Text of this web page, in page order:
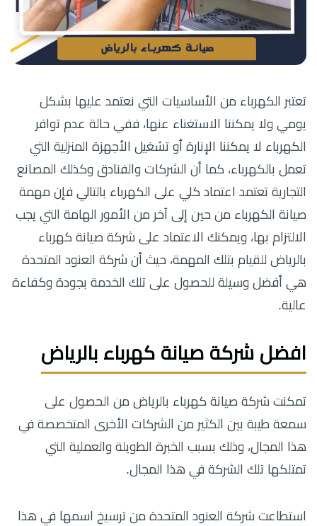
تعتبر الكهرباء من الأساسيات التي نعتمد عليها بشكل
يومي ولا يمكننا الاستغناء عنها، ففي حالة عدم توافر
الكهرباء لا يمكننا الإنارة أو تشغيل الأجهزة المنزلية التي
تعمل بالكهرباء، كما أن الشركات والفنادق وكذلك المصانع
التجارية تعتمد اعتماد كلي على الكهرباء بالتالي فإن مهمة
صيانة الكهرباء من حين إلى آخر من الأمور الهامة التي يجب
الالتزام بها، ويمكنك الاعتماد على شركة صيانة كهرباء
بالرياض للقيام بتلك المهمة، حيث أن شركة العنود المتحدة
هي أفضل وسيلة للحصول على تلك الخدمة بجودة وكفاءة
عالية.
افضل شركة صيانة كهرباء بالرياض
تمكنت شركة صيانة كهرباء بالرياض من الحصول على
سمعة طيبة بين الكثير من الشركات الأخرى المتخصصة في
هذا المجال، وذلك بسبب الخبرة الطويلة والعملية التي
تمتلكها تلك الشركة في هذا المجال.
استطاعت شركة العنود المتحدة من ترسيخ اسمها في هذا